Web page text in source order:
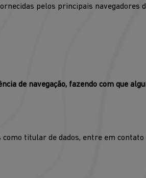
pelos principais navegadores
de navegação, fazendo com que
titular de dados, entre em contato